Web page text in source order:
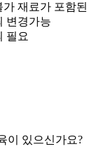
재료가 포함된
변경가능
필요
이 있으신가요?